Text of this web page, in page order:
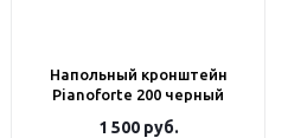
Напольный кронштейн
Pianoforte 200 черный
1 500руб.